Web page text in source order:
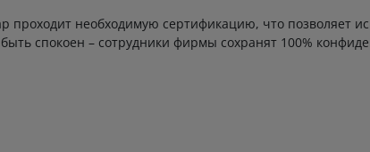
проходит необходимую сертификацию, что позволяет
спокоен – сотрудники фирмы сохранят 100%